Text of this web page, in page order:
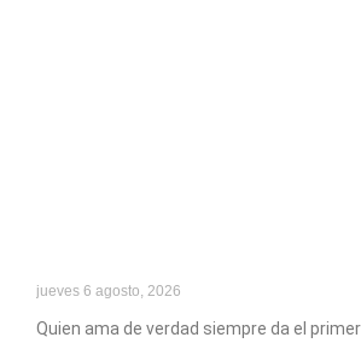
jueves 6 agosto, 2026
Quien ama de verdad siempre da el